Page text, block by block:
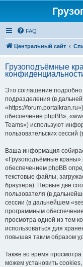
FAQ
Центральный сайт
Грузоподъёмные
Это соглашение
подразделения (в
«https://
обеспечение phpBB»,
Teams») используют
пользовательских
Ваша информация
«Грузоподъёмные краны»
обеспечением phpBB
текстовые файлы,
браузера). Первые две
пользователя (в
сессии (в дальнейшем
программным
просмотра одной из тем
использоваться для
повышая таким образом
Также во время
можем установить